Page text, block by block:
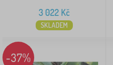
3 022Kč
SKLADEM
-37%